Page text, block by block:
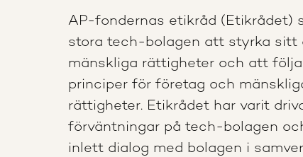
AP-fondernas etikråd (Etikrådet)
stora tech-bolagen att styrka sitt
mänskliga rättigheter och att följa
principer för företag och
rättigheter. Etikrådet har varit
förväntningar på tech-bolagen
inlett dialog med bolagen i